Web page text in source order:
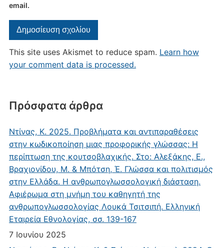
Πρόσφατα άρθρα
Ντίνας, Κ. 2025. Προβλήματα και αντιπαραθέσεις
στην κωδικοποίηση μιας προφορικής γλώσσας: Η
περίπτωση της κουτσοβλαχικής. Στο: Αλεξάκης, Ε.,
Βραχιονίδου, Μ. & Μπότση, Έ. Γλώσσα και πολιτισμός
στην Ελλάδα. Η ανθρωπογλωσσολογική διάσταση.
Αφιέρωμα στη μνήμη του καθηγητή της
ανθρωπογλωσσολογίας Λουκά Τσιτσιπή. Ελληνική
Εταιρεία Εθνολογίας, σσ. 139-167
7 Ιουνίου 2025
email.
This site uses Akismet to reduce spam. Learn how
your comment data is processed.